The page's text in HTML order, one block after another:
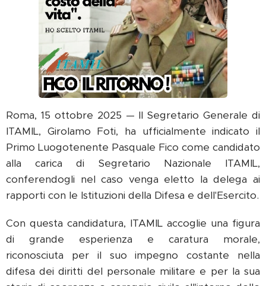
Roma, 15 ottobre 2025 — Il Segretario Generale di
ITAMIL, Girolamo Foti, ha ufficialmente indicato il
Primo Luogotenente Pasquale Fico come candidato
alla carica di Segretario Nazionale ITAMIL,
conferendogli nel caso venga eletto la delega ai
rapporti con le Istituzioni della Difesa e dell'Esercito.
Con questa candidatura, ITAMIL accoglie una figura
di grande esperienza e caratura morale,
riconosciuta per il suo impegno costante nella
difesa dei diritti del personale militare e per la sua